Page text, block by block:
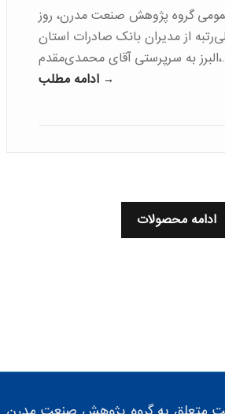
گروه پژوهش صنعت مدرن، روز
از مدیران بانک صادرات استان
ادامه مطلب →
ادامه محصولات